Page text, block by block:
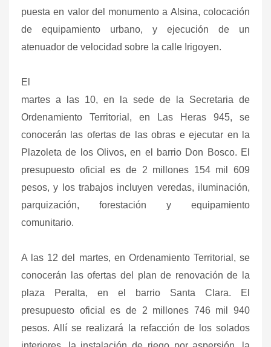
puesta en valor del monumento a Alsina, colocación
de equipamiento urbano, y ejecución de un
atenuador de velocidad sobre la calle Irigoyen.
El
martes a las 10, en la sede de la Secretaria de
Ordenamiento Territorial, en Las Heras 945, se
conocerán las ofertas de las obras e ejecutar en la
Plazoleta de los Olivos, en el barrio Don Bosco. El
presupuesto oficial es de 2 millones 154 mil 609
pesos, y los trabajos incluyen veredas, iluminación,
parquización, forestación y equipamiento
comunitario.
A las 12 del martes, en Ordenamiento Territorial, se
conocerán las ofertas del plan de renovación de la
plaza Peralta, en el barrio Santa Clara. El
presupuesto oficial es de 2 millones 746 mil 940
pesos. Allí se realizará la refacción de los solados